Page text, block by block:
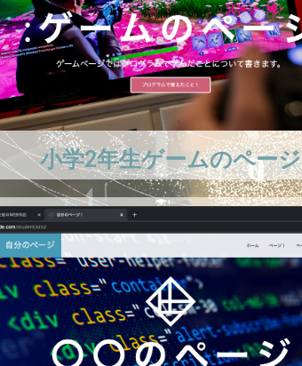
小学2年生ゲームのページ